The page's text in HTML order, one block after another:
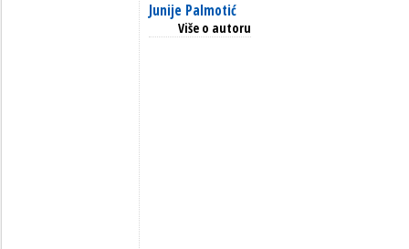
Junije Palmotić
Više o autoru